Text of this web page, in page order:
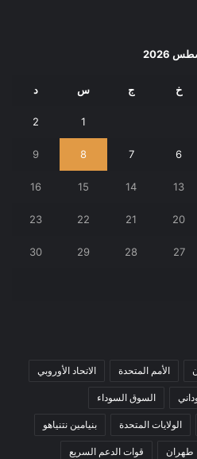
2026
خ ج س د
1
2
6
7
8
9
13
14
15
16
20
21
22
23
27
28
29
30
الأمم المتحدة الاتحاد الأوروبي
السوق السوداء
الولايات المتحدة بنيامين نتنياهو
طهران قوات الدعم السريع